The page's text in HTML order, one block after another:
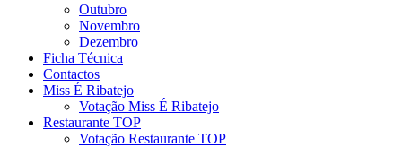
Outubro
Novembro
Dezembro
Ficha Técnica
Contactos
Miss É Ribatejo
Votação Miss É Ribatejo
Restaurante TOP
Votação Restaurante TOP